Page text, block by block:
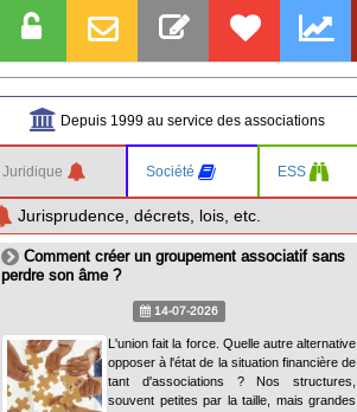
Depuis 1999 au service des associations
Juridique Société ESS
Jurisprudence, décrets, lois, etc.
Comment créer un groupement associatif sans
perdre son âme ?
14-07-2026
L'union fait la force. Quelle autre alternative
opposer à l'état de la situation financière de
tant d'associations ? Nos structures,
souvent petites par la taille, mais grandes